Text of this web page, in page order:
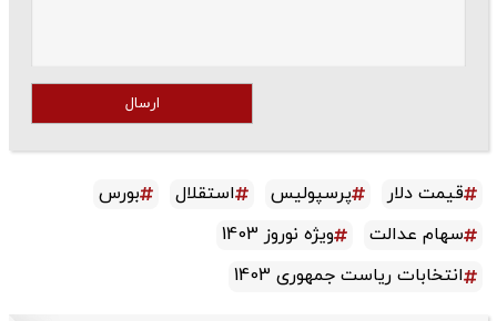
ارسال
قیمت دلار پرسپولیس استقلال
بورس
سهام عدالت
ویژه نوروز 1403
انتخابات ریاست جمهوری 1403